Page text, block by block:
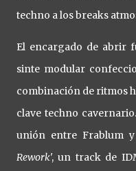
techno a los breaks
El encargado de abrir
sinte modular
combinación de ritmos
clave techno
unión entre Frablum
Rework', un track de